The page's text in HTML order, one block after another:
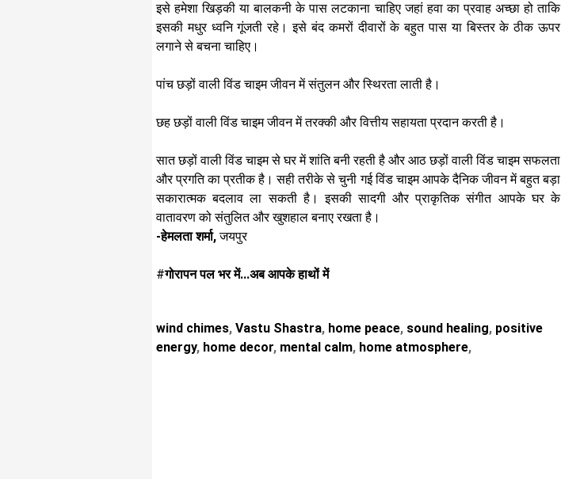
इसे हमेशा खिड़की या बालकनी के पास लटकाना चाहिए जहां हवा का प्रवाह अच्छा हो ताकि
इसकी मधुर ध्वनि गूंजती रहे। ​इसे बंद कमरों दीवारों के बहुत पास या बिस्तर के ठीक ऊपर
लगाने से बचना चाहिए।
पांच छड़ों वाली विंड चाइम जीवन में संतुलन और स्थिरता लाती है।
छह छड़ों वाली विंड चाइम जीवन में तरक्की और वित्तीय सहायता प्रदान करती है।
सात छड़ों वाली विंड चाइम से घर में शांति बनी रहती है और आठ छड़ों वाली विंड चाइम सफलता
और प्रगति का प्रतीक है। ​ सही तरीके से चुनी गई विंड चाइम आपके दैनिक जीवन में बहुत बड़ा
सकारात्मक बदलाव ला सकती है। इसकी सादगी और प्राकृतिक संगीत आपके घर के
वातावरण को संतुलित और खुशहाल बनाए रखता है।
-हेमलता शर्मा,जयपुर
#गोरापन पल भर में...अब आपके हाथों में
wind chimes, Vastu Shastra, home peace, sound healing, positive
energy, home decor, mental calm, home atmosphere,